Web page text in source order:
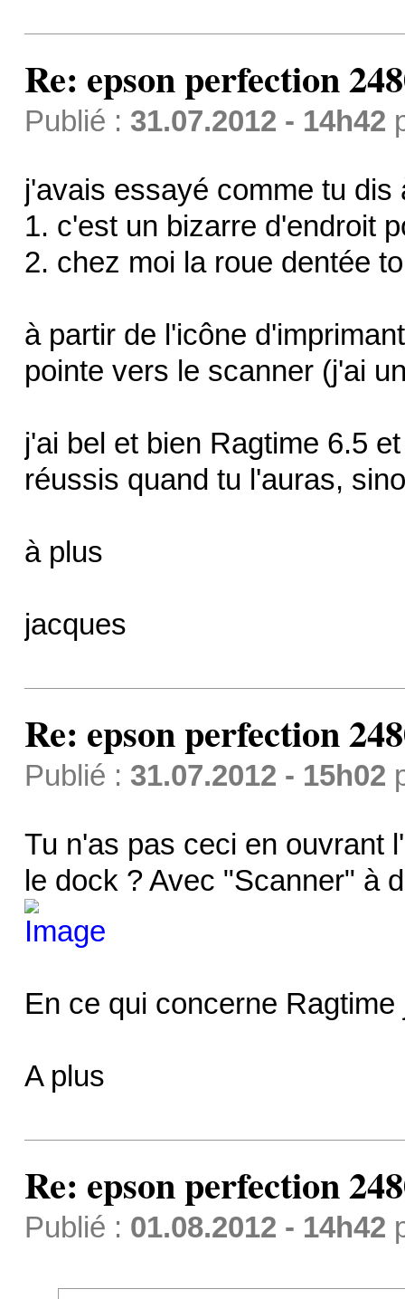
Re: epson perfection
Publié : 31.07.2012 - 14h42
j'avais essayé comme tu
1. c'est un bizarre d'endroit
2. chez moi la roue dentée
à partir de l'icône
pointe vers le scanner (j'ai
j'ai bel et bien Ragtime 6.5
réussis quand tu l'auras,
à plus
jacques
Re: epson perfection
Publié : 31.07.2012 - 15h02
Tu n'as pas ceci en ouvrant
le dock ? Avec "Scanner" à
En ce qui concerne
A plus
Re: epson perfection
Publié : 01.08.2012 - 14h42